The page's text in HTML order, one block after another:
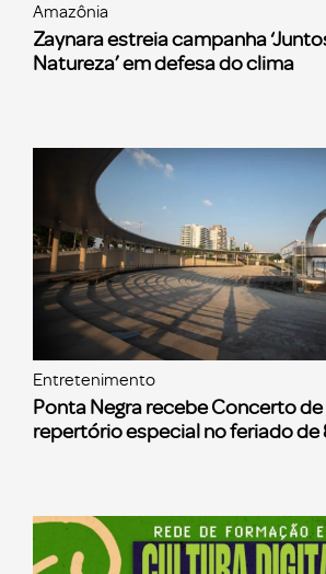
Amazônia
Zaynara estreia campanha
Natureza’ em defesa do clima
Entretenimento
Ponta Negra recebe Concerto
repertório especial no feriado de